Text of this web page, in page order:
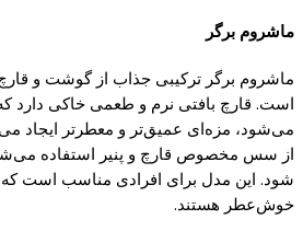
ماشروم برگر
ماشروم برگر ترکیبی جذاب ازگوشت و
است. قارچ بافتی نرم و طعمی خاکی دارد
می‌شود، مزه‌ای عمیق‌تر و معطرتر ایجاد
از سس مخصوص قارچ و پنیر استفاده
شود. این مدل برای افرادی مناسب استکه
خوش‌عطر هستند.